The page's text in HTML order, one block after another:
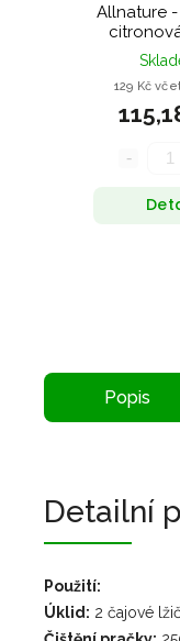
Allnature -
129 Kč
Popis
Detailní
Použití:
Úklid: 2 čajové